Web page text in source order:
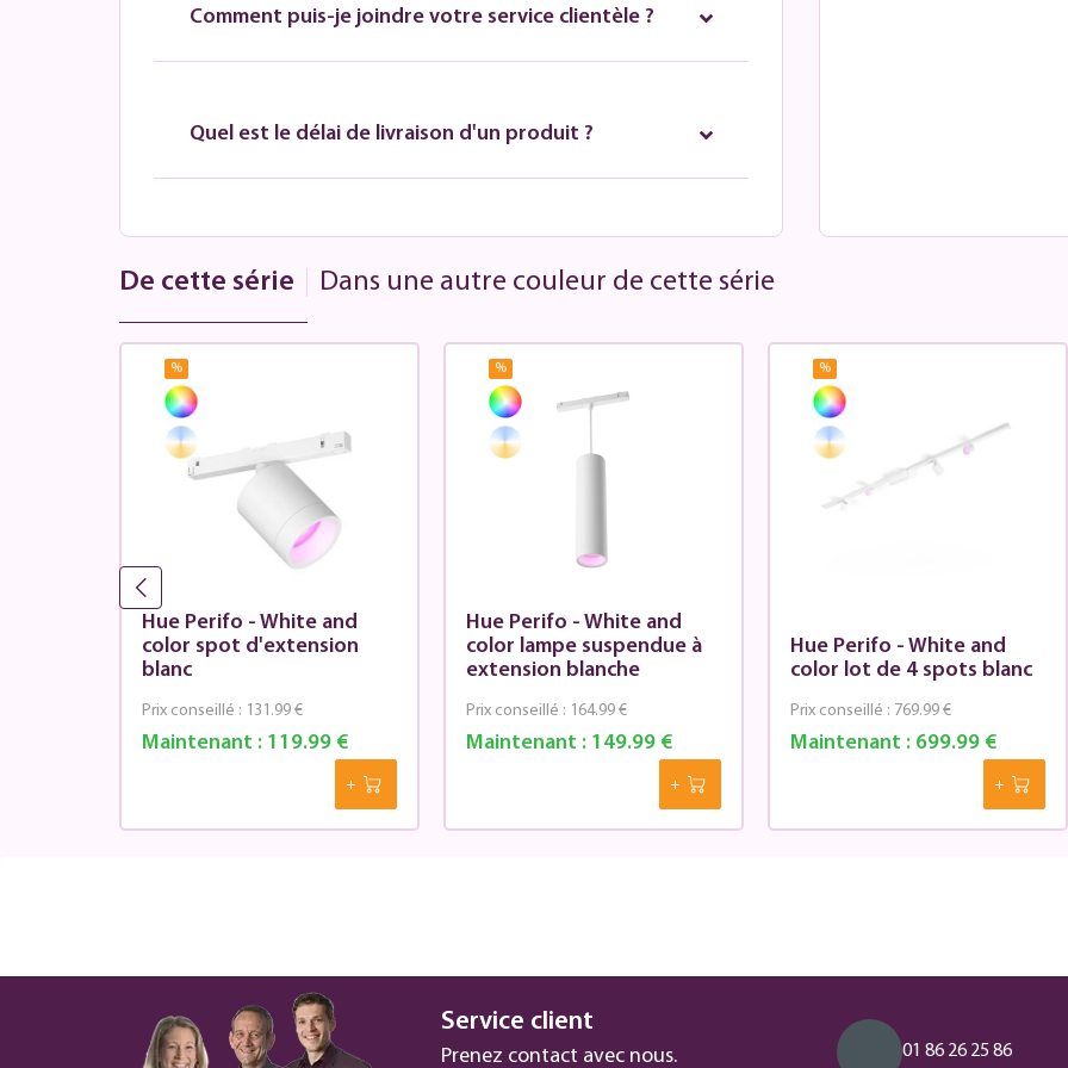
Comment puis-je joindre votre service clientèle ?
Quel est le délai de livraison d'un produit ?
De cette série Dans une autre couleur de cette série
%
Hue Perifo - White and
color spot d'extension
blanc
Maintenant : 119.99 €
Prix conseillé : 131.99 €
%
Hue Perifo - White and
color lampe suspendue à
extension blanche
Maintenant : 149.99 €
Prix conseillé : 164.99 €
%
Hue Perifo - White and
color lot de 4 spots blanc
Maintenant : 699.99 €
Prix conseillé : 769.99 €
Service client
Prenez contact avec nous. 01 86 26 25 86